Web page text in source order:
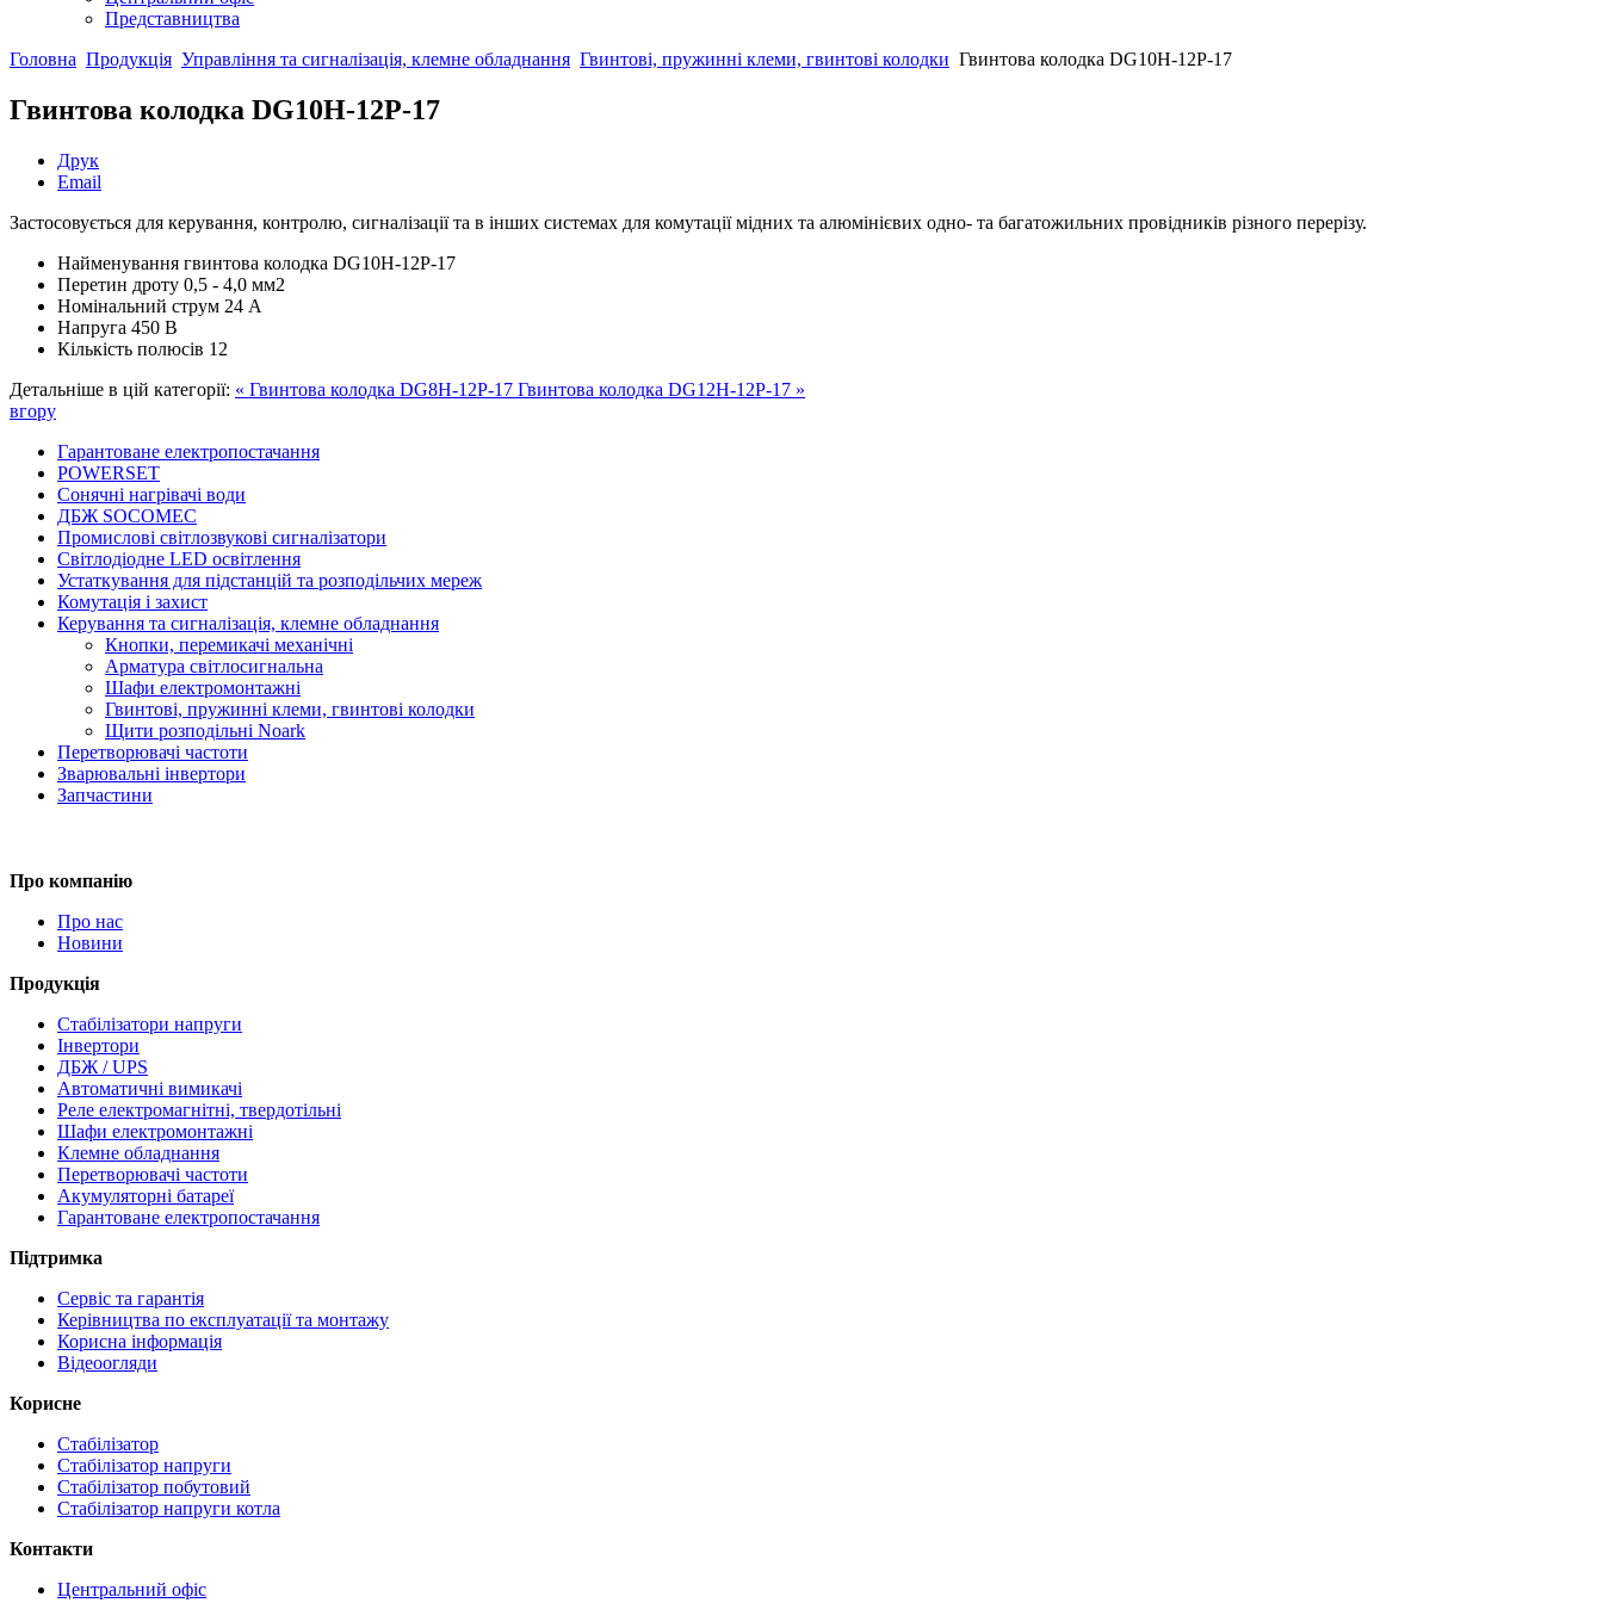
Представництва
Головна Продукція Управління та сигналізація, клемне обладнання Гвинтові, пружинні клеми, гвинтові колодки Гвинтова колодка DG10H-12P-17
Гвинтова колодка DG10H-12P-17
Друк
Email
Застосовується для керування, контролю, сигналізації та в інших системах для комутації мідних та алюмінієвих одно- та багатожильних провідників різного перерізу.
Найменування гвинтова колодка DG10H-12P-17
Перетин дроту 0,5 - 4,0 мм2
Номінальний струм 24 А
Напруга 450 В
Кількість полюсів 12
Детальніше в цій категорії: « Гвинтова колодка DG8H-12P-17 Гвинтова колодка DG12H-12P-17 »
вгору
Гарантоване електропостачання
POWERSET
Сонячні нагрівачі води
ДБЖ SOCOMEC
Промислові світлозвукові сигналізатори
Світлодіодне LED освітлення
Устаткування для підстанцій та розподільчих мереж
Комутація і захист
Керування та сигналізація, клемне обладнання
Кнопки, перемикачі механічні
Арматура світлосигнальна
Шафи електромонтажні
Гвинтові, пружинні клеми, гвинтові колодки
Щити розподільні Noark
Перетворювачі частоти
Зварювальні інвертори
Запчастини
Про компанію
Про нас
Новини
Продукція
Стабілізатори напруги
Інвертори
ДБЖ / UPS
Автоматичні вимикачі
Реле електромагнітні, твердотільні
Шафи електромонтажні
Клемне обладнання
Перетворювачі частоти
Акумуляторні батареї
Гарантоване електропостачання
Підтримка
Сервіс та гарантія
Керівництва по експлуатації та монтажу
Корисна інформація
Відеоогляди
Корисне
Стабілізатор
Стабілізатор напруги
Стабілізатор побутовий
Стабілізатор напруги котла
Контакти
Центральний офіс